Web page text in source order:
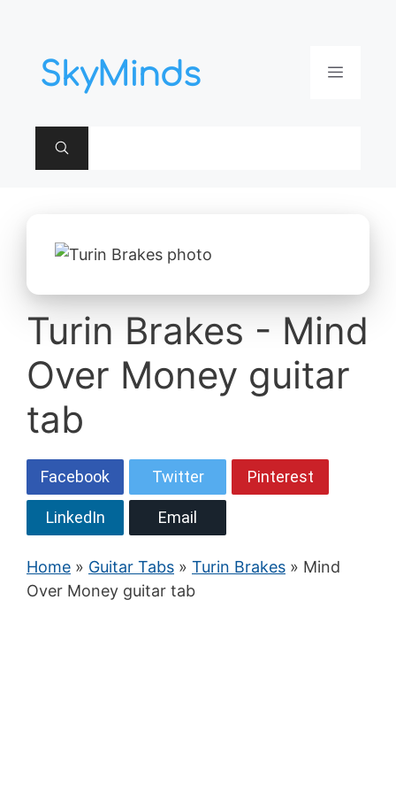
contenu
Menu
Turin Brakes - Mind
Over Money guitar
tab
Facebook Twitter Pinterest
LinkedIn Email
Home » Guitar Tabs » Turin Brakes » Mind
Over Money guitar tab